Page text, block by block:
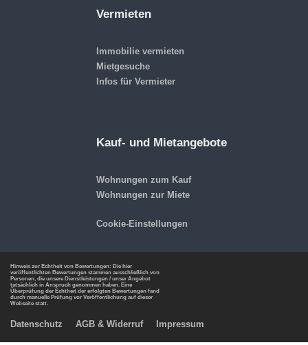
Vermieten
Immobilie vermieten
Mietgesuche
Infos für Vermieter
Kauf- und Mietangebote
Wohnungen zum Kauf
Wohnungen zur Miete
Cookie-Einstellungen
Hinweis zur Echtheit von Bewertungen: Die hier
veröffentlichten Bewertungen stammen ausschließlich von
Personen, die unsere Dienstleistungen / unser Angebot
tatsächlich in Anspruch genommen haben. Eine
Überprüfung der Echtheit der erfolgten Bewertungen fand
durch manuelle Prüfung vor Veröffentlichung auf dieser
Webseite statt.
Datenschutz AGB & Widerruf Impressum